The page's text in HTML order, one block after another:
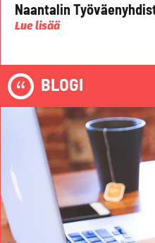
Naantalin
Lue lisää
BLOGI